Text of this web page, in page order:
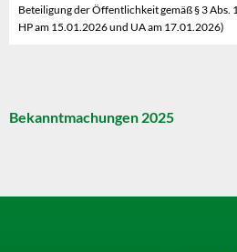
Beteiligung der Öffentlichkeit gemäß § 3
HP am 15.01.2026 und UA am 17.01.2026)
Bekanntmachungen 2025